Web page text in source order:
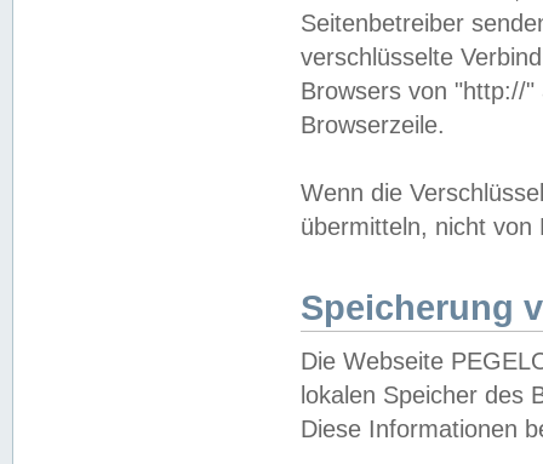
Seitenbetreiber
verschlüsselte
Browsers von "http://
Browserzeile.
Wenn die
übermitteln, nicht von
Speicherung
Die Webseite
lokalen Speicher des
Diese Informationen